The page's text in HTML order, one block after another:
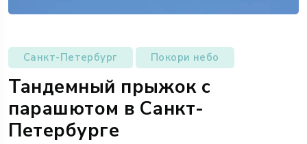
Санкт-Петербург Покори небо
Тандемный прыжок с
парашютом в Санкт-
Петербурге